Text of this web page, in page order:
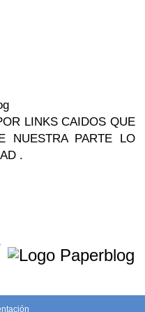
LINKS CAIDOS QUE
NUESTRA PARTE LO
.